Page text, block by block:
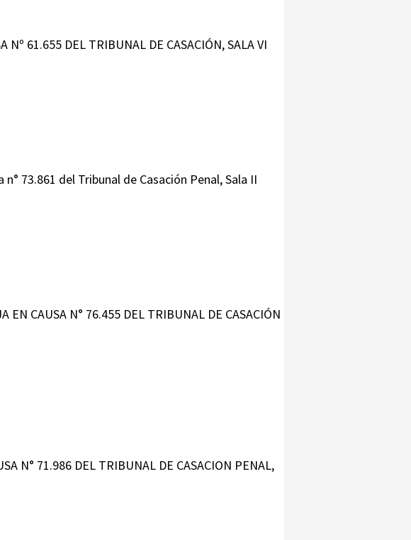
61.655 DEL TRIBUNAL DE CASACIÓN, SALA VI
73.861 del Tribunal de Casación Penal, Sala II
EN CAUSA N° 76.455 DEL TRIBUNAL DE CASACIÓN
N° 71.986 DEL TRIBUNAL DE CASACION PENAL,